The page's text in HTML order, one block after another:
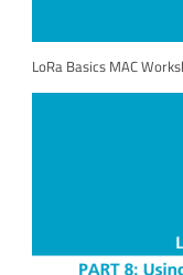
LoRa Basics MAC